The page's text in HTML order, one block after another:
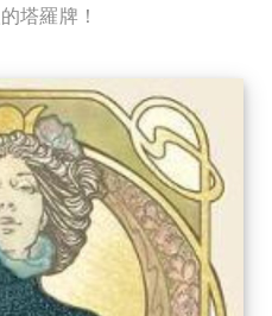
塔羅牌！